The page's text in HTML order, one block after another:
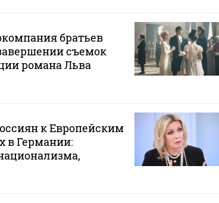
братьев
съемок
романа Льва
к Европейским
в Германии: